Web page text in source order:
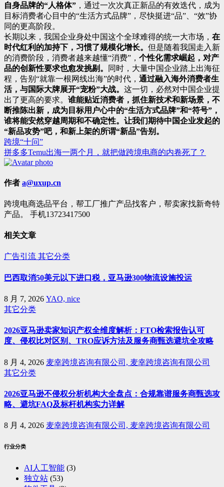
自身品牌的“人格体” ，通过一次次真正新品的有效迭代，成为
目标消费者心目中的“生活方式品牌”，尽快挺进“品”、“效”协
同的更高阶段。
长期以来，我国企业身处中国这个全球难得的统一大市场， 在
时代红利的加持下，习惯了规模化增长。 但是随着我国走入新
的消费阶段，消费者越来越懂“消费”， 个性化需求崛起，对产
品的创新性要求也愈发挑剔。
同时，大量中国企业踏上出海征
程，告别“就靠一根网线出海”的时代， 通过融入海外消费者生
活，与国际大牌展开“宠粉”大战。 这一切，必然对中国企业提
出了更高的要求。 谁能贴近消费者，抓住新技术和新场景，不
断推陈出新，成为目标用户心中的“生活方式品牌”和“符号”，
谁将能安然穿越周期和不确定性。 让我们期待中国企业发起的
“新品攻势”吧，和新上架的所谓“新品”告别。
文
章
导
跨境“十问”
拼多多Temu出海一两个月，就把做跨境电商的内卷死了？
作者 a@uxup.cn
跨境电商选品平台，帮工厂推广产品找客户，帮卖家找新奇特
产品。 手机13723417500
相关文章
广告引流 其它分类
巴西取消50美元以下进口税，亚马逊300物流设施投运
8 月 7, 2026 YAO, nice
其它分类
2026亚马逊卖家知识产权全维度解析：FTO检索报告认可
度、侵权比对区别、TRO应诉方法及服务商甄选避坑全攻略
8 月 4, 2026 麦幸跨境咨询有限公司, 麦幸跨境咨询有限公司
其它分类
2026亚马逊不侵权分析机构大全盘点：合规靠谱服务商甄选攻
略、避坑FAQ及标杆机构实力详解
8 月 4, 2026 麦幸跨境咨询有限公司, 麦幸跨境咨询有限公司
行业分类
AI人工智能 (3)
独立站 (53)